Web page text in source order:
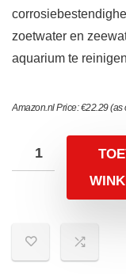
zoetwater en
aquarium te
Amazon.nl Price:€22.29(as